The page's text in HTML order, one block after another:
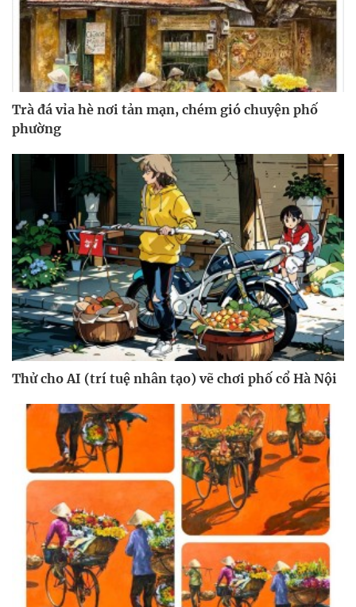
Trà đá vỉa hè nơi tản mạn, chém gió chuyện phố
phường
Thử cho AI (trí tuệ nhân tạo) vẽ chơi phố cổ Hà Nội